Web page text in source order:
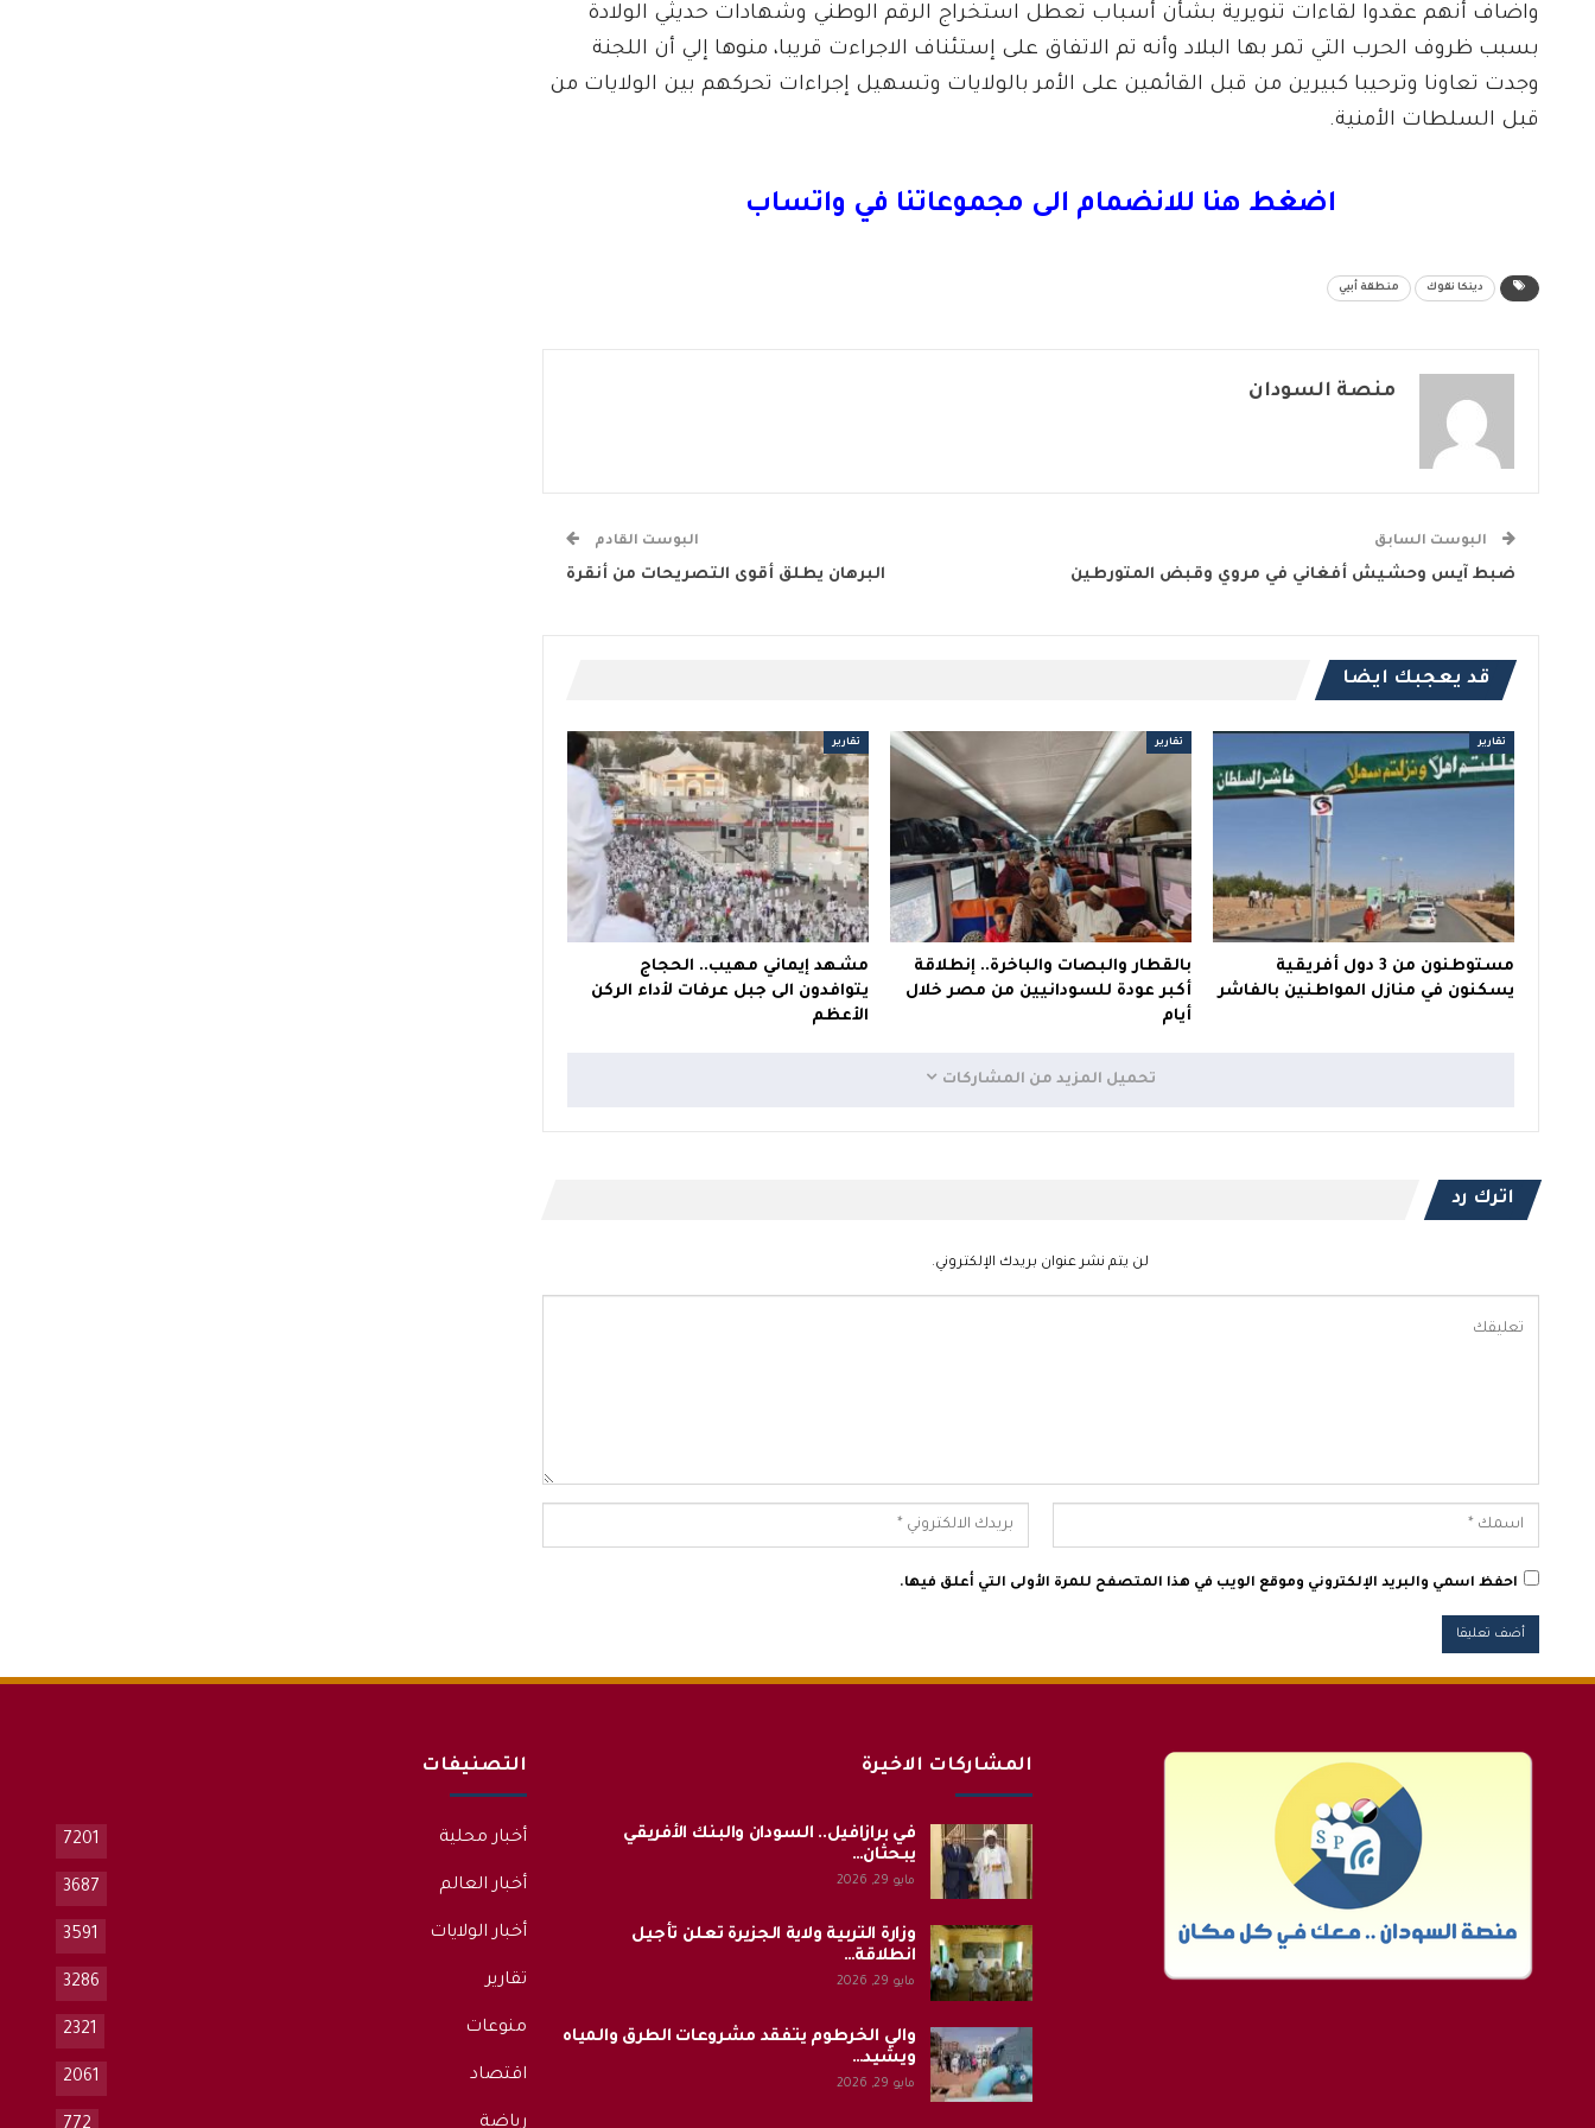
واضاف أنهم عقدوا لقاءات تنويرية بشأن أسباب تعطل استخراج الرقم الوطني وشهادات حديثي الولادة
بسبب ظروف الحرب التي تمر بها البلاد وأنه تم الاتفاق على إستئناف الاجراءت قريبا، منوها إلي أن اللجنة
وجدت تعاونا وترحيبا كبيرين من قبل القائمين على الأمر بالولايات وتسهيل إجراءات تحركهم بين الولايات من
قبل السلطات الأمنية.
اضغط هنا للانضمام الى مجموعاتنا في واتساب
دينكا نقوك منطقة أبيي
منصة السودان
البوست السابق
ضبط آيس وحشيش أفغاني في مروي وقبض المتورطين
البوست القادم
البرهان يطلق أقوى التصريحات من أنقرة
قد يعجبك ايضا
تقارير
مستوطنون من 3 دول أفريقية
يسكنون في منازل المواطنين بالفاشر
تقارير
بالقطار والبصات والباخرة.. إنطلاقة
أكبر عودة للسودانيين من مصر خلال
أيام
تقارير
مشهد إيماني مهيب.. الحجاج
يتوافدون الى جبل عرفات لأداء الركن
الأعظم
تحميل المزيد من المشاركات
اترك رد
لن يتم نشر عنوان بريدك الإلكتروني.
احفظ اسمي والبريد الإلكتروني وموقع الويب في هذا المتصفح للمرة الأولى التي أعلق فيها.
المشاركات الاخيرة
في برازافيل.. السودان والبنك الأفريقي
يبحثان…
مايو 29, 2026
وزارة التربية ولاية الجزيرة تعلن تأجيل
انطلاقة…
مايو 29, 2026
والي الخرطوم يتفقد مشروعات الطرق والمياه
ويشيد…
مايو 29, 2026
التصنيفات
أخبار محلية 7201
أخبار العالم 3687
أخبار الولايات 3591
تقارير 3286
منوعات 2321
اقتصاد 2061
رياضة